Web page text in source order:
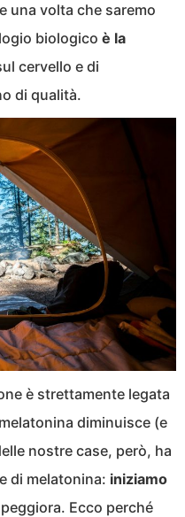
una volta che saremo
biologico è la
cervello e di
di qualità.
è strettamente legata
diminuisce (e
nostre case, però, ha
di melatonina: iniziamo
Ecco perché